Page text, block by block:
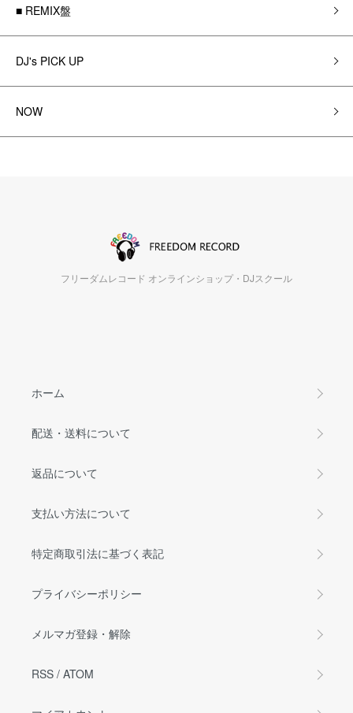
■ REMIX盤
DJ's PICK UP
NOW
フリーダムレコード オンラインショップ・DJスクール
ホーム
配送・送料について
返品について
支払い方法について
特定商取引法に基づく表記
プライバシーポリシー
メルマガ登録・解除
RSS / ATOM